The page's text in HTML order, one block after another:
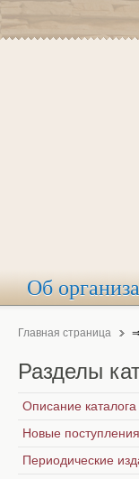
Об
Главная страница
Разделы
Описание каталога
Новые поступления
Периодические